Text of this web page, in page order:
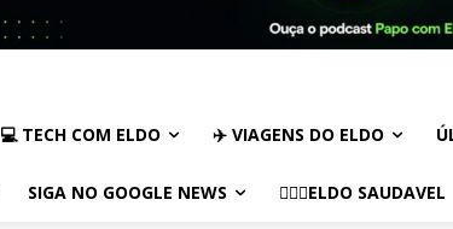
💻 TECH COM ELDO ✈️ VIAGENS DO ELDO
SIGA NO GOOGLE NEWS 🏃🏻‍♂️ELDO SAUDAVEL